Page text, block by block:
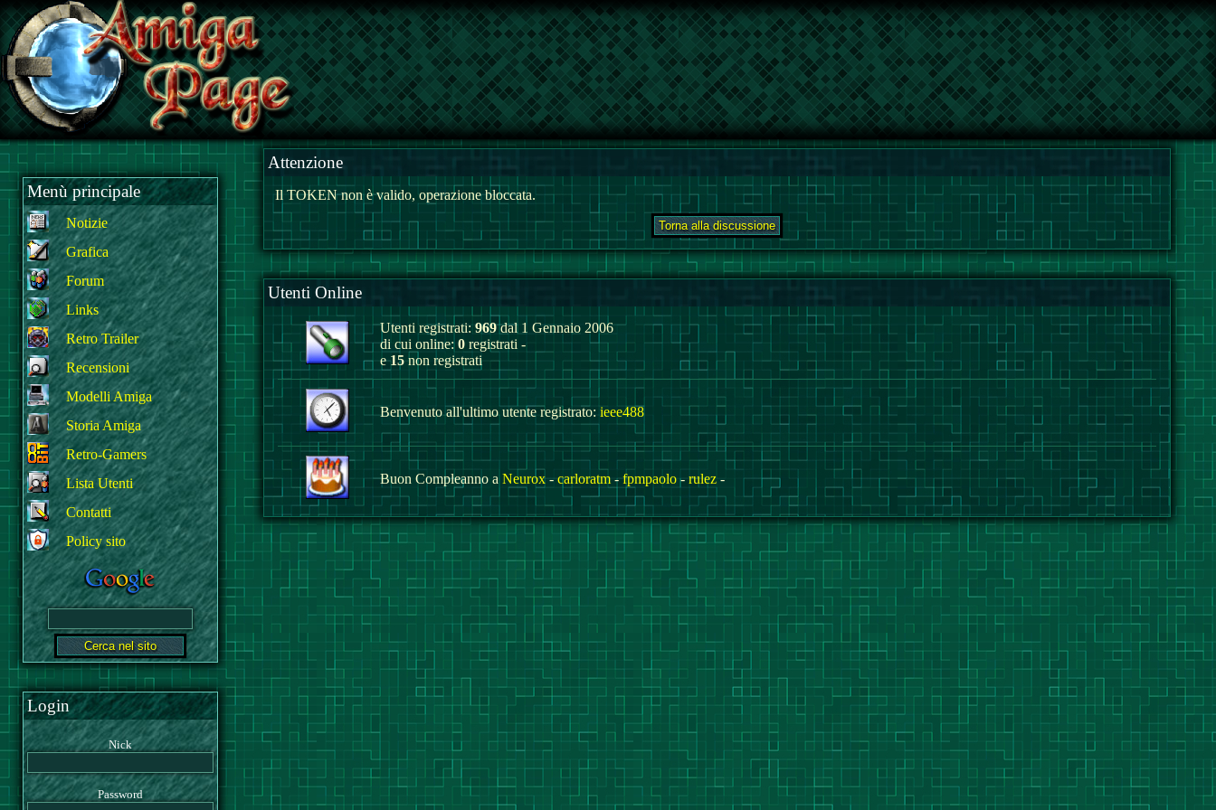
Menù principale
Notizie
Grafica
Forum
Links
Retro Trailer
Recensioni
Modelli Amiga
Storia Amiga
Retro-Gamers
Lista Utenti
Contatti
Policy sito
Login
Nick
Password
Attenzione
Il TOKEN non è valido, operazione bloccata.
Utenti Online
Utenti registrati: 969dal 1 Gennaio 2006
di cui online: 0 registrati -
e15 non registrati
Benvenuto all'ultimo utente registrato: ieee488
Buon Compleanno a Neurox - carloratm - fpmpaolo- rulez -